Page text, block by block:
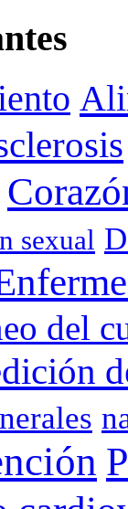
sexual
del